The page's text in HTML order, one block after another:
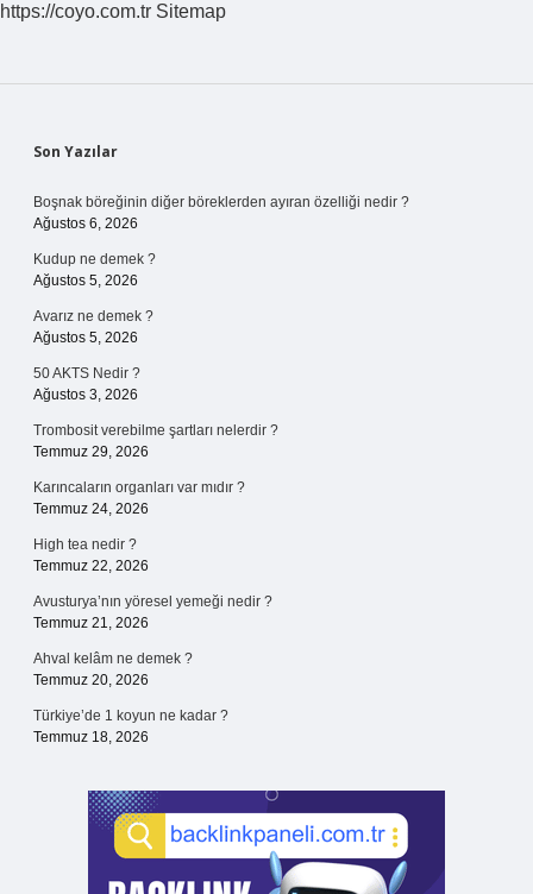
https://coyo.com.tr Sitemap
Sidebar
Son Yazılar
Boşnak böreğinin diğer böreklerden ayıran özelliği nedir ?
Ağustos 6, 2026
Kudup ne demek ?
Ağustos 5, 2026
Avarız ne demek ?
Ağustos 5, 2026
50 AKTS Nedir ?
Ağustos 3, 2026
Trombosit verebilme şartları nelerdir ?
Temmuz 29, 2026
Karıncaların organları var mıdır ?
Temmuz 24, 2026
High tea nedir ?
Temmuz 22, 2026
Avusturya’nın yöresel yemeği nedir ?
Temmuz 21, 2026
Ahval kelâm ne demek ?
Temmuz 20, 2026
Türkiye’de 1 koyun ne kadar ?
Temmuz 18, 2026